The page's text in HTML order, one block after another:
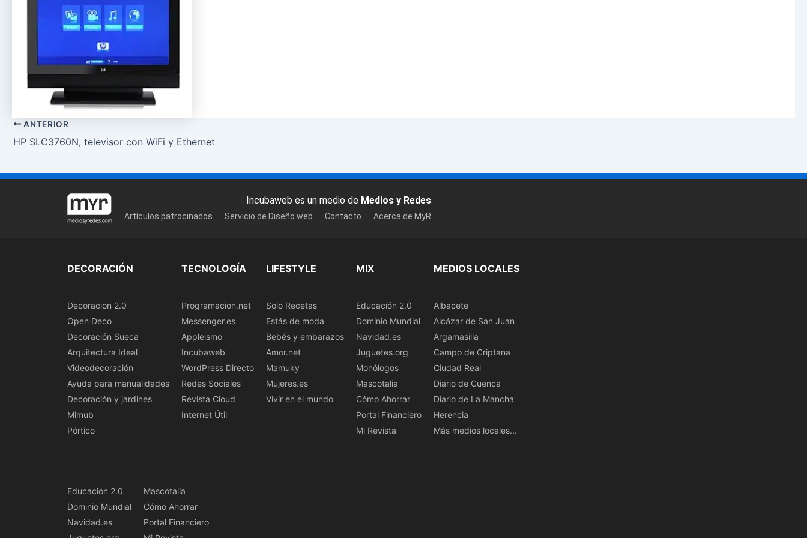
ANTERIOR
HP SLC3760N, televisor con WiFi y Ethernet
Incubaweb es un medio de Medios y Redes
Artículos patrocinados Servicio de Diseño web Contacto Acerca de MyR
DECORACIÓN
Decoracion 2.0
Open Deco
Decoración Sueca
Arquitectura Ideal
Videodecoración
Ayuda para manualidades
Decoración y jardines
Mimub
Pórtico
TECNOLOGÍA
Programacion.net
Messenger.es
Appleismo
Incubaweb
WordPress Directo
Redes Sociales
Revista Cloud
Internet Útil
LIFESTYLE
Solo Recetas
Estás de moda
Bebés y embarazos
Amor.net
Mamuky
Mujeres.es
Vivir en el mundo
MIX
Educación 2.0
Dominio Mundial
Navidad.es
Juguetes.org
Monólogos
Mascotalia
Cómo Ahorrar
Portal Financiero
Mi Revista
MEDIOS LOCALES
Albacete
Alcázar de San Juan
Argamasilla
Campo de Criptana
Ciudad Real
Diario de Cuenca
Diario de La Mancha
Herencia
Más medios locales...
Educación 2.0
Dominio Mundial
Navidad.es
Mascotalia
Cómo Ahorrar
Portal Financiero